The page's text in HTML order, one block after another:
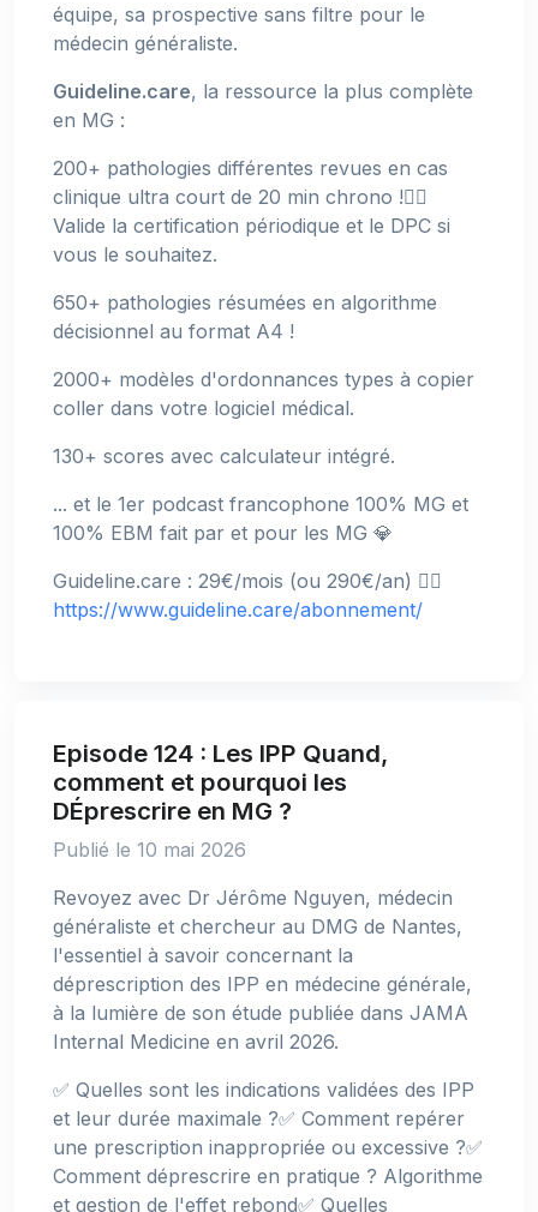
équipe, sa prospective sans filtre pour le
médecin généraliste.
Guideline.care, la ressource la plus complète
en MG :
200+ pathologies différentes revues en cas
clinique ultra court de 20 min chrono !👉🏻
Valide la certification périodique et le DPC si
vous le souhaitez.
650+ pathologies résumées en algorithme
décisionnel au format A4 !
2000+ modèles d'ordonnances types à copier
coller dans votre logiciel médical.
130+ scores avec calculateur intégré.
... et le 1er podcast francophone 100% MG et
100% EBM fait par et pour les MG 💎
Guideline.care : 29€/mois (ou 290€/an) 👉🏻
https://www.guideline.care/abonnement/
Episode 124 : Les IPP Quand,
comment et pourquoi les
DÉprescrire en MG ?
Publié le 10 mai 2026
Revoyez avec Dr Jérôme Nguyen, médecin
généraliste et chercheur au DMG de Nantes,
l'essentiel à savoir concernant la
déprescription des IPP en médecine générale,
à la lumière de son étude publiée dans JAMA
Internal Medicine en avril 2026.
✅ Quelles sont les indications validées des IPP
et leur durée maximale ?✅ Comment repérer
une prescription inappropriée ou excessive ?✅
Comment déprescrire en pratique ? Algorithme
et gestion de l'effet rebond✅ Quelles